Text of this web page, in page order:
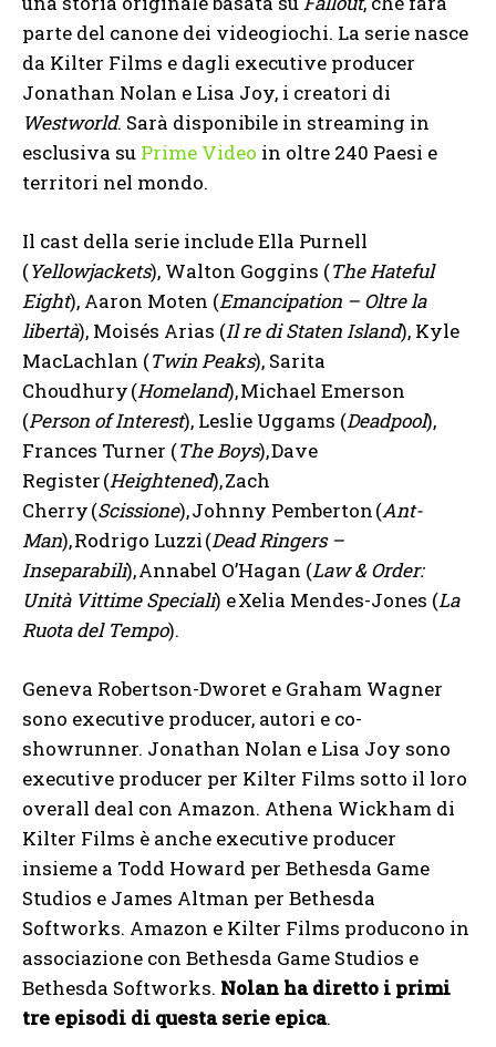
parte del canone dei videogiochi. La serie nasce
da Kilter Films e dagli executive producer
Jonathan Nolan e Lisa Joy, i creatori di
Westworld. Sarà disponibile in streaming in
esclusiva su Prime Video in oltre 240 Paesi e
territori nel mondo.
Il cast della serie include Ella Purnell
(Yellowjackets), Walton Goggins (The Hateful
Eight), Aaron Moten (Emancipation – Oltre la
libertà), Moisés Arias (Il re di Staten Island), Kyle
MacLachlan (Twin Peaks), Sarita
Choudhury (Homeland), Michael Emerson
(Person of Interest), Leslie Uggams (Deadpool),
Frances Turner (The Boys), Dave
Register (Heightened), Zach
Cherry (Scissione), Johnny Pemberton (Ant-
Man), Rodrigo Luzzi (Dead Ringers –
Inseparabili), Annabel O’Hagan (Law & Order:
Unità Vittime Speciali) e Xelia Mendes-Jones (La
Ruota del Tempo).
Geneva Robertson-Dworet e Graham Wagner
sono executive producer, autori e co-
showrunner. Jonathan Nolan e Lisa Joy sono
executive producer per Kilter Films sotto il loro
overall deal con Amazon. Athena Wickham di
Kilter Films è anche executive producer
insieme a Todd Howard per Bethesda Game
Studios e James Altman per Bethesda
Softworks. Amazon e Kilter Films producono in
associazione con Bethesda Game Studios e
Bethesda Softworks. Nolan ha diretto i primi
tre episodi di questa serie epica.